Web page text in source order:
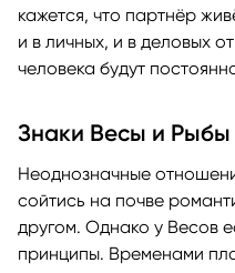
кажется, что партнёр
и в личных, и в деловых
человека будут
Знаки Весы и Рыбы
Неоднозначные
сойтись на почве
другом. Однако у Весов
принципы. Временами